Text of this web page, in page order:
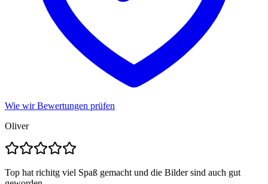
Wie wir Bewertungen prüfen
Oliver
Top hat richitg viel Spaß gemacht und die Bilder sind auch gut